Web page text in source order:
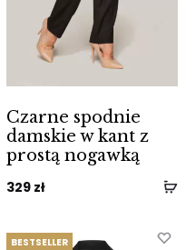
Czarne spodnie
damskie w kant z
prostą nogawką
329 zł
BESTSELLER